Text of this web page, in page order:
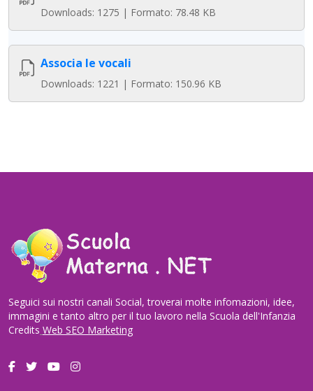
Downloads: 1275 | Formato: 78.48 KB
Associa le vocali
Downloads: 1221 | Formato: 150.96 KB
Seguici sui nostri canali Social, troverai molte infomazioni, idee,
immagini e tanto altro per il tuo lavoro nella Scuola dell'Infanzia
Credits Web SEO Marketing